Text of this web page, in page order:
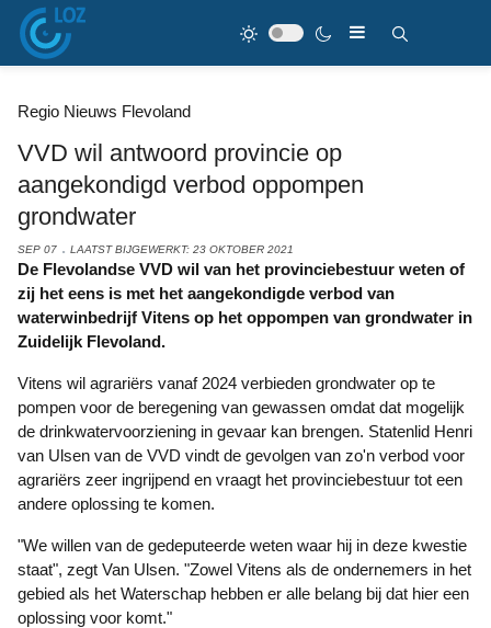
Regio Nieuws Flevoland
VVD wil antwoord provincie op
aangekondigd verbod oppompen
grondwater
SEP 07 LAATST BIJGEWERKT: 23 OKTOBER 2021
De Flevolandse VVD wil van het provinciebestuur weten of
zij het eens is met het aangekondigde verbod van
waterwinbedrijf Vitens op het oppompen van grondwater in
Zuidelijk Flevoland.
Vitens wil agrariërs vanaf 2024 verbieden grondwater op te
pompen voor de beregening van gewassen omdat dat mogelijk
de drinkwatervoorziening in gevaar kan brengen. Statenlid Henri
van Ulsen van de VVD vindt de gevolgen van zo'n verbod voor
agrariërs zeer ingrijpend en vraagt het provinciebestuur tot een
andere oplossing te komen.
"We willen van de gedeputeerde weten waar hij in deze kwestie
staat", zegt Van Ulsen. "Zowel Vitens als de ondernemers in het
gebied als het Waterschap hebben er alle belang bij dat hier een
oplossing voor komt."